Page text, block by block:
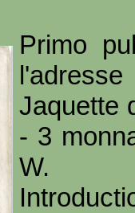
Primo
l'adresse
Jaquette
- 3
W.